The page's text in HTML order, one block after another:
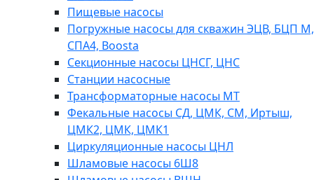
Пищевые насосы
Погружные насосы для скважин ЭЦВ, БЦП М,
СПА4, Boosta
Секционные насосы ЦНСГ, ЦНС
Станции насосные
Трансформаторные насосы МТ
Фекальные насосы СД, ЦМК, СМ, Иртыш,
ЦМК2, ЦМК, ЦМК1
Циркуляционные насосы ЦНЛ
Шламовые насосы 6Ш8